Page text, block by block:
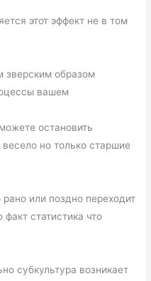
этот эффект не в том
зверским образом
вашем
остановить
но только старшие
или поздно переходит
статистика что
субкультура возникает